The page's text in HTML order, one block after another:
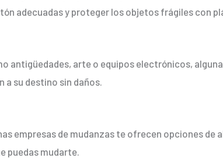
adecuadas y proteger los objetos frágiles con
antigüedades, arte o equipos electrónicos,
su destino sin daños.
empresas de mudanzas te ofrecen opciones
puedas mudarte.